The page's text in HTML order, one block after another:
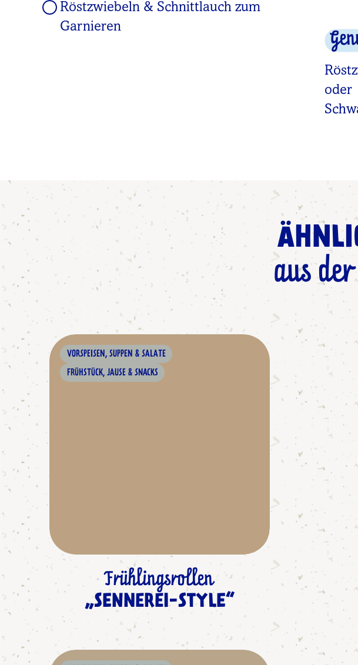
Röstzwiebeln & Schnittlauch zum
Garnieren
oder
aus
VORSPEISEN, SUPPEN & SALATE
FRÜHSTÜCK, JAUSE & SNACKS
Frühlingsrollen
„SENNEREI-STYLE“